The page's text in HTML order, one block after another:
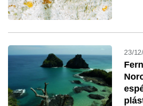
23/